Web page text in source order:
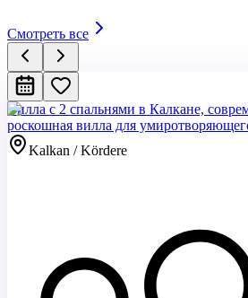
Смотреть все
Вилла с 2 спальнями в Калкане,
роскошная вилла для
Kalkan / Kördere